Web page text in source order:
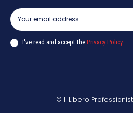
I've read and accept the Privacy Policy.
© Il Libero